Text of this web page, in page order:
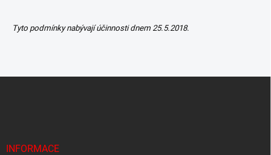
Tyto podmínky nabývají účinnosti dnem 25.5.2018.
INFORMACE